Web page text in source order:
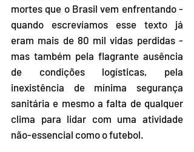
mortes que o Brasil vem enfrentando -
quando escrevíamos esse texto já
eram mais de 80 mil vidas perdidas -
mas também pela flagrante ausência
de condições logísticas, pela
inexistência de mínima segurança
sanitária e mesmo a falta de qualquer
clima para lidar com uma atividade
não-essencial como o futebol.